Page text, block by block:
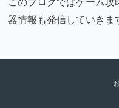
器情報も発信していきま